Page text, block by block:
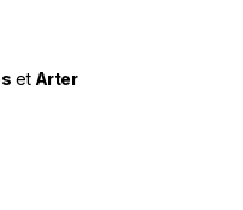
et Arter°